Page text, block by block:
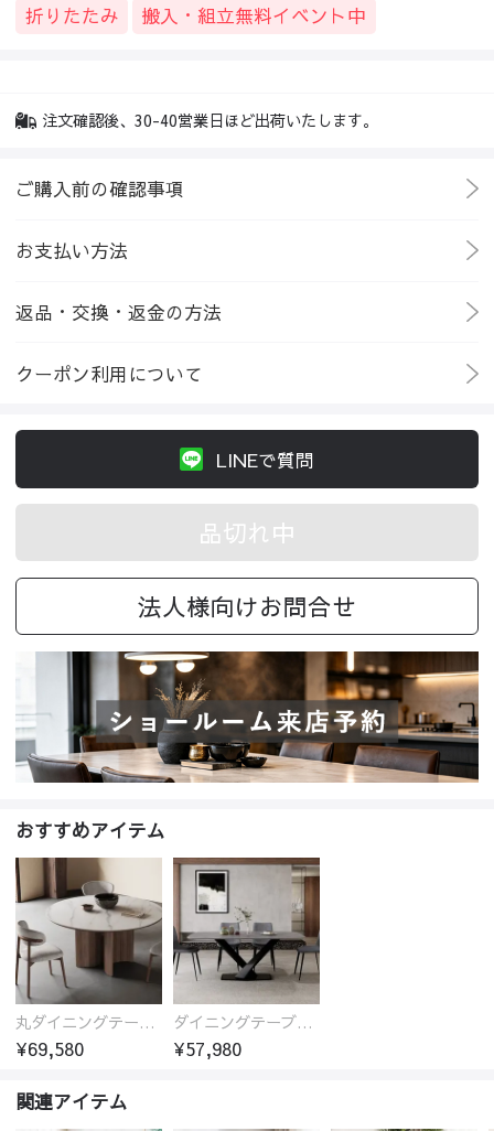
折りたたみ
搬入・組立無料イベント中
注文確認後、30-40営業日ほど出荷いたします。
ご購入前の確認事項
お支払い方法
返品・交換・返金の方法
クーポン利用について
LINEで質問
品切れ中
法人様向けお問合せ
おすすめアイテム
丸ダイニングテーブル セラミック天板 耐熱 キズに強い 丸型 北欧 無垢材 円卓 円型
¥69,580
ダイニングテーブル おしゃれ セラミック天板 大理石柄 食卓 4人用 4人 6人 140cm 160cm 180cm 耐久性 耐熱 食事テーブル
¥57,980
関連アイテム